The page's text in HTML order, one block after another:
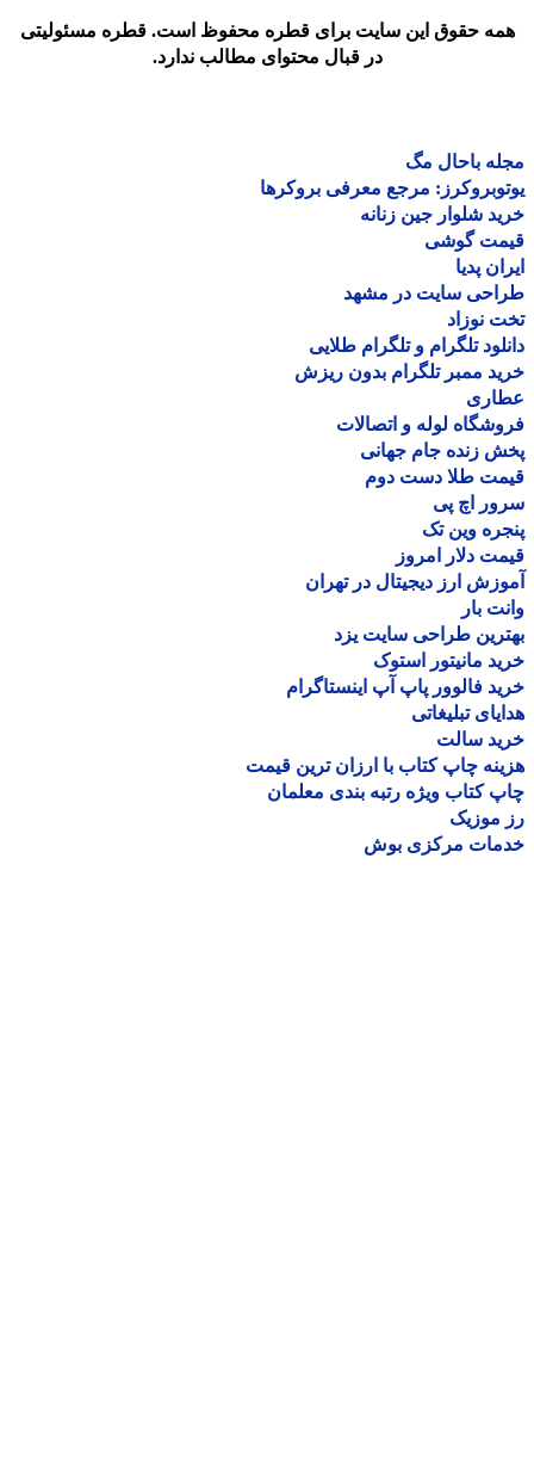
حقوق این سایت برای قطره محفوظ است. قطره مسئولیتی
در قبال محتوای مطالب ندارد.
باحال مگ
مرجع معرفی بروکرها
شلوار جین زنانه
گوشی
پدیا
سایت در مشهد
نوزاد
تلگرام و تلگرام طلایی
ممبر تلگرام بدون ریزش
لوله و اتصالات
زنده جام جهانی
طلا دست دوم
اچ پی
وین تک
دلار امروز
ارز دیجیتال در تهران
بار
طراحی سایت یزد
مانیتور استوک
فالوور پاپ آپ اینستاگرام
تبلیغاتی
سالت
چاپ کتاب با ارزان ترین قیمت
کتاب ویژه رتبه بندی معلمان
موزیک
مرکزی بوش